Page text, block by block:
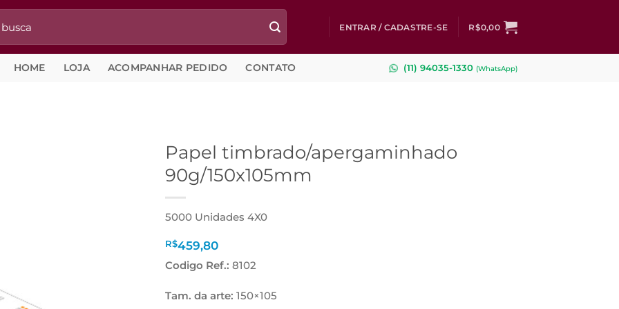
ENTRAR / CADASTRE-SE R$0,00
HOME LOJA ACOMPANHAR PEDIDO CONTATO (11) 94035-1330 (WhatsApp)
Papel timbrado/apergaminhado
90g/150x105mm
5000 Unidades 4X0
R$459,80
Codigo Ref.: 8102
Tam. da arte: 150×105